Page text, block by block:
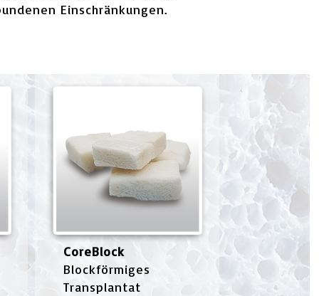
Einschränkungen.
CoreBlock
Blockförmiges
Transplantat